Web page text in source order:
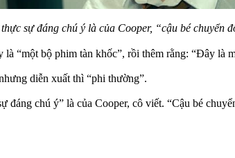
sự đáng chú ý là của Cooper, “cậu bé chuyển
là “một bộ phim tàn khốc”, rồi thêm rằng: “Đây là
diễn xuất thì “phi thường”.
đáng chú ý” là của Cooper, cô viết. “Cậu bé